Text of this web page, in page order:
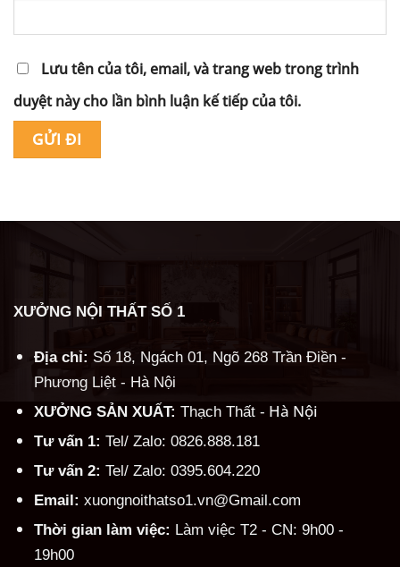
Lưu tên của tôi, email, và trang web trong trình
duyệt này cho lần bình luận kế tiếp của tôi.
XƯỞNG NỘI THẤT SỐ 1
Địa chỉ: Số 18, Ngách 01, Ngõ 268 Trần Điền -
Phương Liệt - Hà Nội
XƯỞNG SẢN XUẤT: Thạch Thất - Hà Nội
Tư vấn 1: Tel/ Zalo: 0826.888.181
Tư vấn 2: Tel/ Zalo: 0395.604.220
Email: xuongnoithatso1.vn@Gmail.com
Thời gian làm việc: Làm việc T2 - CN: 9h00 -
19h00